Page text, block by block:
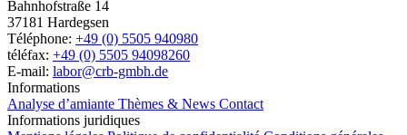
Bahnhofstraße 14
37181 Hardegsen
Téléphone: +49 (0) 5505 940980
téléfax: +49 (0) 5505 94098260
E-mail: labor@crb-gmbh.de
Informations
Analyse d’amiante Thèmes & News Contact
Informations juridiques